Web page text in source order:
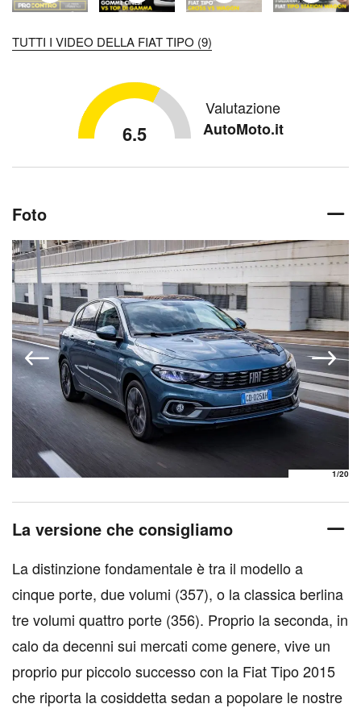
TUTTI I VIDEO DELLA FIAT TIPO (9)
6.5
Valutazione
AutoMoto.it
Foto
1/20
La versione che consigliamo
La distinzione fondamentale è tra il modello a
cinque porte, due volumi (357), o la classica berlina
tre volumi quattro porte (356). Proprio la seconda, in
calo da decenni sui mercati come genere, vive un
proprio pur piccolo successo con la Fiat Tipo 2015
che riporta la cosiddetta sedan a popolare le nostre